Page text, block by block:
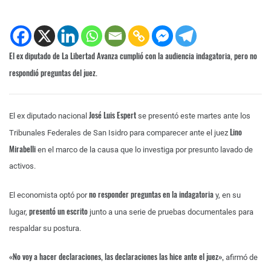
El ex diputado de La Libertad Avanza cumplió con la audiencia indagatoria, pero no
respondió preguntas del juez.
El ex diputado nacional José Luis Espert se presentó este martes ante los
Tribunales Federales de San Isidro para comparecer ante el juez Lino
Mirabelli en el marco de la causa que lo investiga por presunto lavado de
activos.
El economista optó porno responder preguntas en la indagatoria y, en su
lugar, presentó un escrito junto a una serie de pruebas documentales para
respaldar su postura.
«No voy a hacer declaraciones, las declaraciones las hice ante el juez», afirmó de